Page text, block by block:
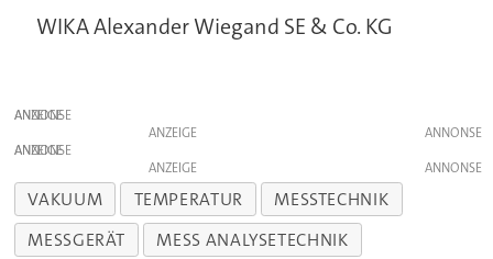
WIKA Alexander Wiegand SE & Co. KG
ANZEIGE
ANZEIGE
ANZEIGE
ANZEIGE
VAKUUM TEMPERATUR
MESSTECHNIK
MESSGERÄT
MESS ANALYSETECHNIK